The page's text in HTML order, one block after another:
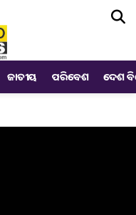
ଜାତୀୟ ପରିବେଶ ଦେଶ